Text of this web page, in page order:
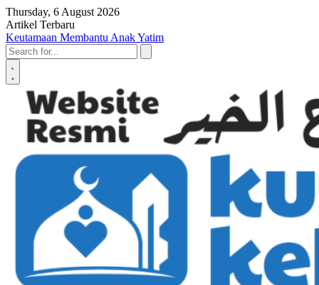
Skip to content
Thursday, 6 August 2026
Artikel Terbaru